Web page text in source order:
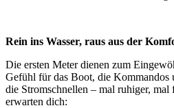
Rein ins Wasser, raus aus der
Die ersten Meter dienen zum
Gefühl für das Boot, die Kommandos
die Stromschnellen – mal ruhiger, mal
erwarten dich: